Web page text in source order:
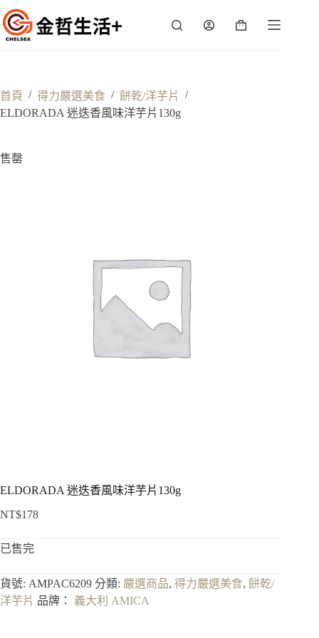
跳
至
主
容
購
首頁 / 得力嚴選美食 / 餅乾/洋芋片
/
ELDORADA 迷迭香風味洋芋片130g
售罄
ELDORADA 迷迭香風味洋芋片130g
NT$178
已售完
貨號: AMPAC6209 分類: 嚴選商品, 得力嚴選美食, 餅乾/
洋芋片 品牌： 義大利 AMICA